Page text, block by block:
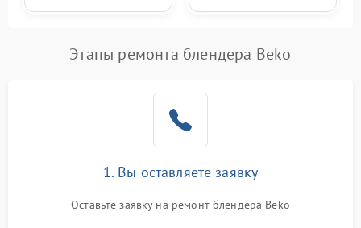
Этапы ремонта блендера Beko
1. Вы оставляете заявку
Оставьте заявку на ремонт блендера Beko